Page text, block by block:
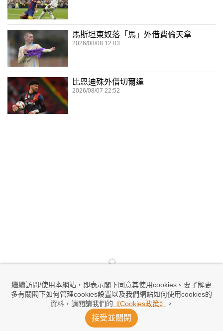
繼續訪問/使用本網站，即表示閣下同意其使用cookies。要了解更
多有關閣下如何管理cookies設置以及我們網站如何使用cookies的
資料，請閱讀我們的 《Cookies政策》 。
接受並關閉
馬斯坦東奴落「馬」外借費倫天拿
2026/08/08 12:03
比恩迪殊外借切爾達
2026/08/07 22:52